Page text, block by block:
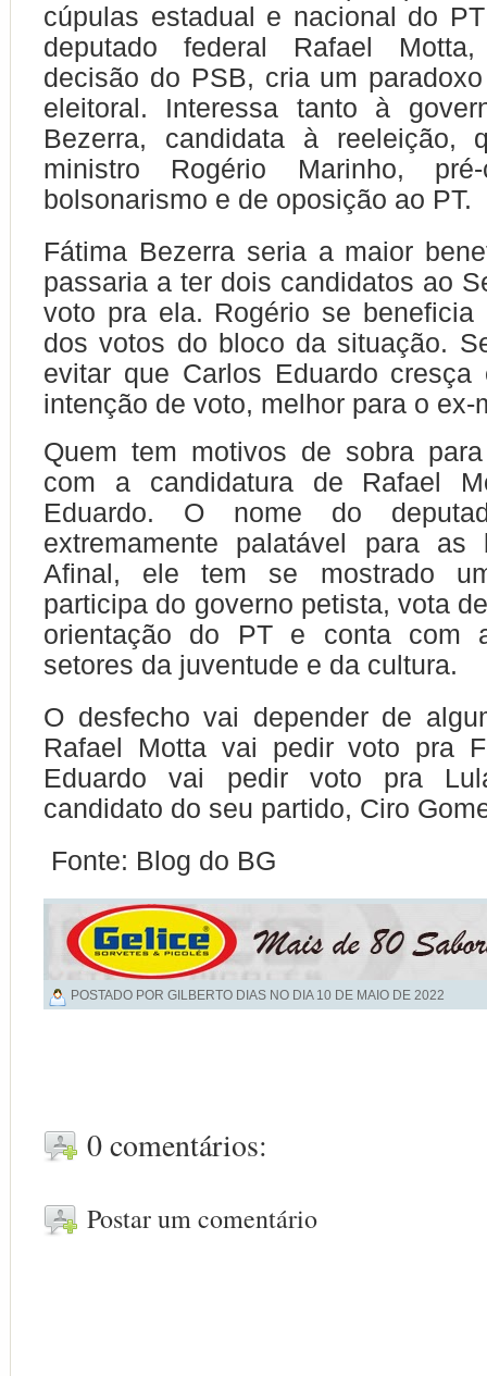
cúpulas estadual e nacional do
deputado federal Rafael
decisão do PSB, cria um
eleitoral. Interessa tanto à
Bezerra, candidata à reeleição,
ministro Rogério Marinho,
bolsonarismo e de oposição ao PT.
Fátima Bezerra seria a maior
passaria a ter dois candidatos ao
voto pra ela. Rogério se beneficia
dos votos do bloco da situação.
evitar que Carlos Eduardo cresça
intenção de voto, melhor para o ex-
Quem tem motivos de sobra
com a candidatura de Rafael
Eduardo. O nome do
extremamente palatável para as
Afinal, ele tem se mostrado
participa do governo petista, vota
orientação do PT e conta com
setores da juventude e da cultura.
O desfecho vai depender de
Rafael Motta vai pedir voto pra
Eduardo vai pedir voto pra
candidato do seu partido, Ciro
Fonte: Blog do BG
POSTADO POR GILBERTO DIAS NO DIA 10 DE MAIO DE 2022
0 comentários:
Postar um comentário